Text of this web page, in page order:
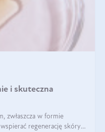
i skuteczna
zwłaszcza w formie
regenerację skóry i